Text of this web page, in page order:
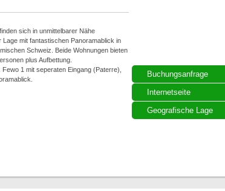
Buchungsanfrage
Internetseite
Geografische Lage
sich in unmittelbarer Nähe
mit fantastischen Panoramablick in
Schweiz. Beide Wohnungen bieten
plus Aufbettung.
1 mit seperaten Eingang (Paterre),